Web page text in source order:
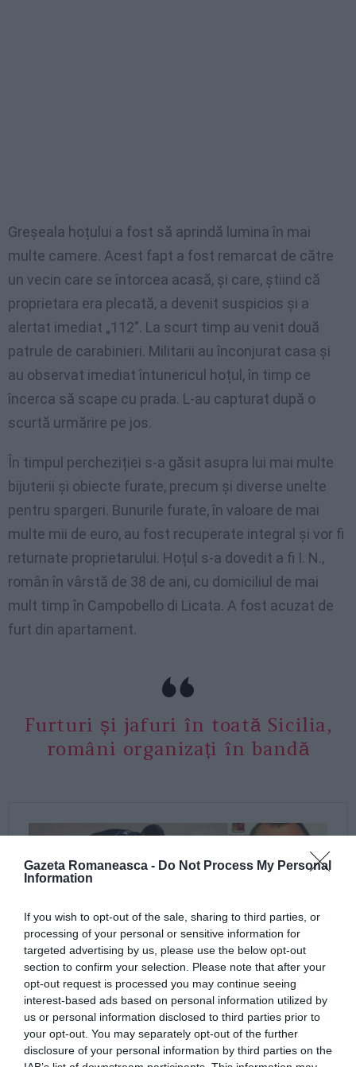
Gazeta Romaneasca - Do Not Process My Personal
Information
If you wish to opt-out of the sale, sharing to third parties, or
processing of your personal or sensitive information for
targeted advertising by us, please use the below opt-out
section to confirm your selection. Please note that after your
opt-out request is processed you may continue seeing
interest-based ads based on personal information utilized by
us or personal information disclosed to third parties prior to
your opt-out. You may separately opt-out of the further
disclosure of your personal information by third parties on the
Greșeala hoțului a fost să aprindă lumina în mai
multe camere. Acest fapt a fost remarcat de către
un vecin care se întorcea acasă, și care, știind că
proprietara era plecată, a devenit suspicios și a
alertat imediat „112”. La scurt timp au venit două
patrule de carabinieri. Militarii au înconjurat casa și
au observat imediat întunericul hoțul, în timp ce
încerca să scape cu prada. L-au capturat după o
scurtă urmărire pe jos.
În timpul percheziției s-a găsit asupra lui mai multe
bijuterii și obiecte furate, precum și diverse unelte
pentru spargeri. Bunurile furate, în valoare de mai
multe mii de euro, au fost recuperate integral și vor fi
returnate proprietarului. Hoțul s-a dovedit a fi I. N.,
român în vârstă de 38 de ani, cu domiciliul de mai
mult timp în Campobello di Licata. A fost acuzat de
furt din apartament.
Furturi și jafuri în toată Sicilia,
români organizați în bandă